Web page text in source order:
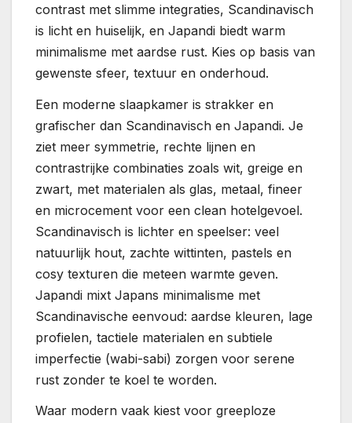
contrast met slimme integraties, Scandinavisch
is licht en huiselijk, en Japandi biedt warm
minimalisme met aardse rust. Kies op basis van
gewenste sfeer, textuur en onderhoud.
Een moderne slaapkamer is strakker en
grafischer dan Scandinavisch en Japandi. Je
ziet meer symmetrie, rechte lijnen en
contrastrijke combinaties zoals wit, greige en
zwart, met materialen als glas, metaal, fineer
en microcement voor een clean hotelgevoel.
Scandinavisch is lichter en speelser: veel
natuurlijk hout, zachte wittinten, pastels en
cosy texturen die meteen warmte geven.
Japandi mixt Japans minimalisme met
Scandinavische eenvoud: aardse kleuren, lage
profielen, tactiele materialen en subtiele
imperfectie (wabi-sabi) zorgen voor serene
rust zonder te koel te worden.
Waar modern vaak kiest voor greeploze